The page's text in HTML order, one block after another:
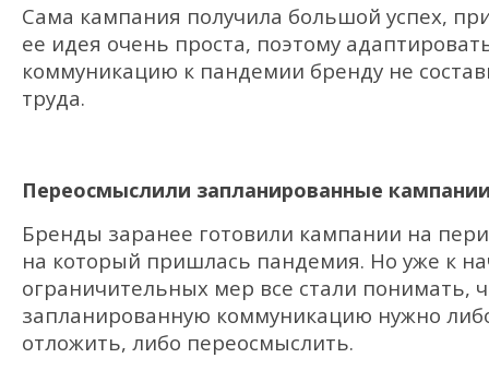
Сама кампания получила большой успех,
ее идея очень проста, поэтому
коммуникацию к пандемии бренду не
труда.
Переосмыслили запланированные
Бренды заранее готовили кампании на
на который пришлась пандемия. Но уже к
ограничительных мер все стали понимать,
запланированную коммуникацию нужно
отложить, либо переосмыслить.